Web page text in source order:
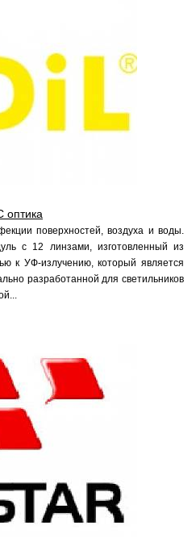
oптика
поверхностей, воздуха и воды.
с 12 линзами, изготовленный из
к УФ-излучению, который является
разработанной для светильников